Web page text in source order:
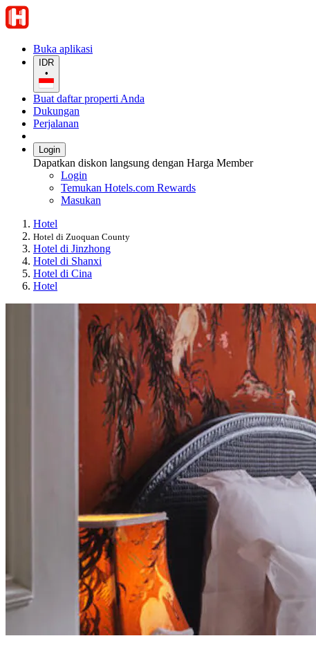
Buka aplikasi
IDR
•
Buat daftar properti Anda
Dukungan
Perjalanan
Login
Dapatkan diskon langsung dengan Harga Member
Login
Temukan Hotels.com Rewards
Masukan
Hotel
Hotel di Zuoquan County
Hotel di Jinzhong
Hotel di Shanxi
Hotel di Cina
Hotel